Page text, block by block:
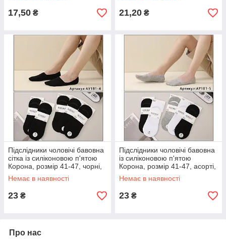
17,50 ₴ 21,20 ₴
Підслідники чоловічі бавовна
сітка із силіконовою п'ятою
Корона, розмір 41-47, чорні,
AY181-4
Немає в наявності
23 ₴
Підслідники чоловічі бавовна
із силіконовою п'ятою
Корона, розмір 41-47, асорті,
AY181-5
Немає в наявності
23 ₴
Про нас